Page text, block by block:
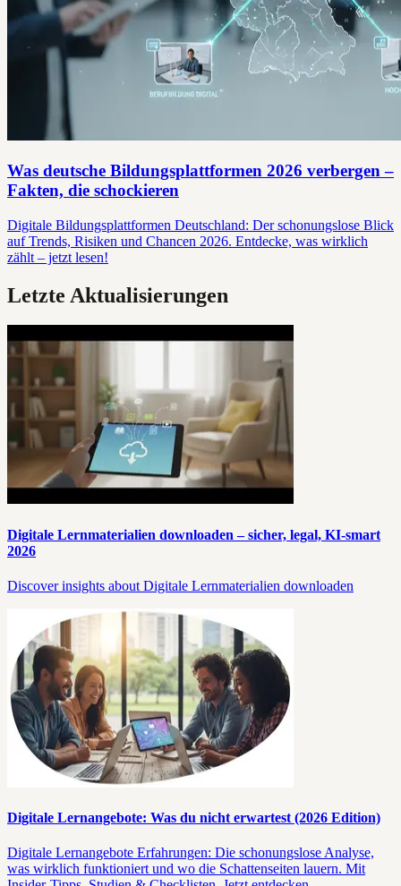
Was deutsche Bildungsplattformen 2026 verbergen –
Fakten, die schockieren
Digitale Bildungsplattformen Deutschland: Der schonungslose Blick
auf Trends, Risiken und Chancen 2026. Entdecke, was wirklich
zählt – jetzt lesen!
Letzte Aktualisierungen
Digitale Lernmaterialien downloaden – sicher, legal, KI‑smart
2026
Discover insights about Digitale Lernmaterialien downloaden
Digitale Lernangebote: Was du nicht erwartest (2026 Edition)
Digitale Lernangebote Erfahrungen: Die schonungslose Analyse,
was wirklich funktioniert und wo die Schattenseiten lauern. Mit